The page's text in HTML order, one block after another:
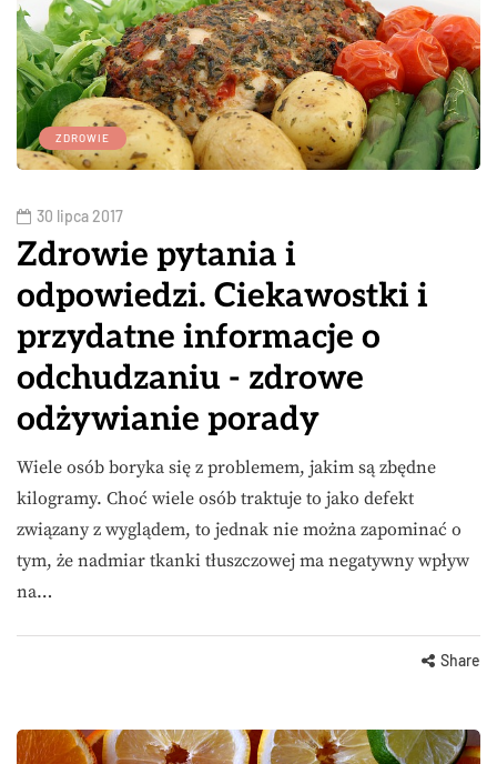
ZDROWIE
30 lipca 2017
Zdrowie pytania i
odpowiedzi. Ciekawostki i
przydatne informacje o
odchudzaniu - zdrowe
odżywianie porady
Wiele osób boryka się z problemem, jakim są zbędne
kilogramy. Choć wiele osób traktuje to jako defekt
związany z wyglądem, to jednak nie można zapominać o
tym, że nadmiar tkanki tłuszczowej ma negatywny wpływ
na…
Share